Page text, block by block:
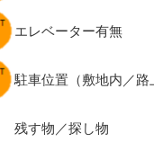
エレベーター有無
駐車位置（敷地内／路
残す物／探し物